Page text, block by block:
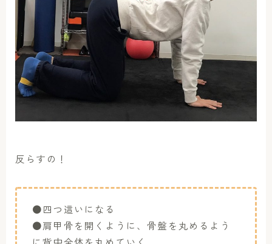
反らすの！
●四つ這いになる
●肩甲骨を開くように、骨盤を丸めるよう